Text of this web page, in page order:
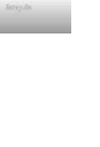
farny.de